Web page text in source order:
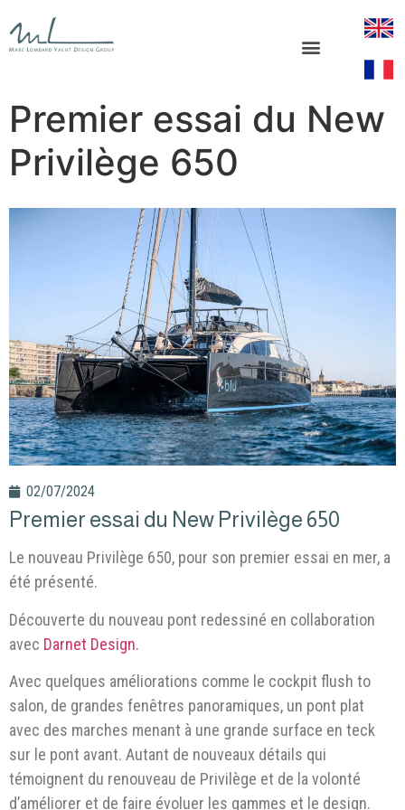
Premier essai du New
Privilège 650
02/07/2024
Premier essai du New Privilège 650
Le nouveau Privilège 650, pour son premier essai en mer, a
été présenté.
Découverte du nouveau pont redessiné en collaboration
avec Darnet Design.
Avec quelques améliorations comme le cockpit flush to
salon, de grandes fenêtres panoramiques, un pont plat
avec des marches menant à une grande surface en teck
sur le pont avant. Autant de nouveaux détails qui
témoignent du renouveau de Privilège et de la volonté
d’améliorer et de faire évoluer les gammes et le design.